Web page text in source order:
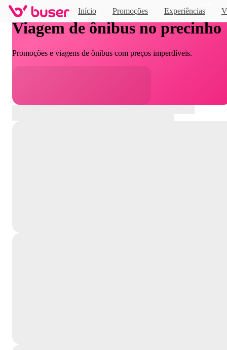
Início Promoções Experiências
Viagem de ônibus no precinho
Promoções e viagens de ônibus com preços imperdíveis.